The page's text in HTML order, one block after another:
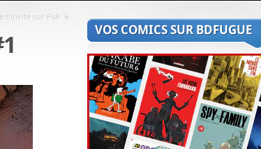
s’invite sur Ps4 »
VOS COMICS SUR BDFUGUE